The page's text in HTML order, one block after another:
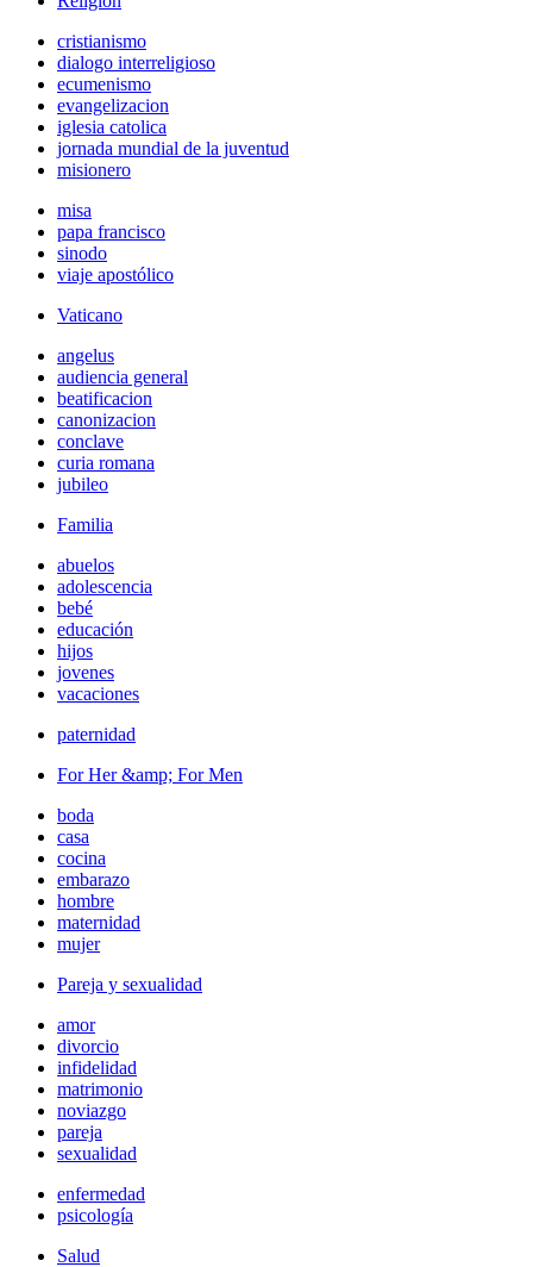
cristianismo
dialogo interreligioso
ecumenismo
evangelizacion
iglesia catolica
jornada mundial de la juventud
misionero
misa
papa francisco
sinodo
viaje apostólico
Vaticano
angelus
audiencia general
beatificacion
canonizacion
conclave
curia romana
jubileo
Familia
abuelos
adolescencia
bebé
educación
hijos
jovenes
vacaciones
paternidad
For Her &amp; For Men
boda
casa
cocina
embarazo
hombre
maternidad
mujer
Pareja y sexualidad
amor
divorcio
infidelidad
matrimonio
noviazgo
pareja
sexualidad
enfermedad
psicología
Salud